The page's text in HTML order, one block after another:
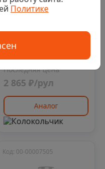
0
Материал
кровельный Бикрост
ЭПП, 1х15 м
Последняя цена
2 865 ₽/рул
Аналог
Код: 00-00007505
Политике